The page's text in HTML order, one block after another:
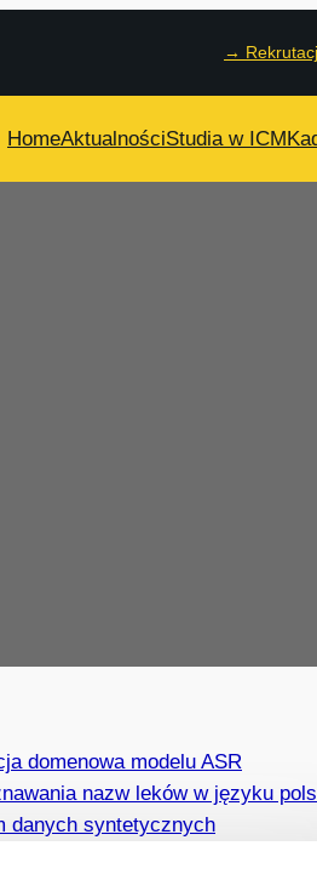
→
HomeAktualnościStudia w ICM